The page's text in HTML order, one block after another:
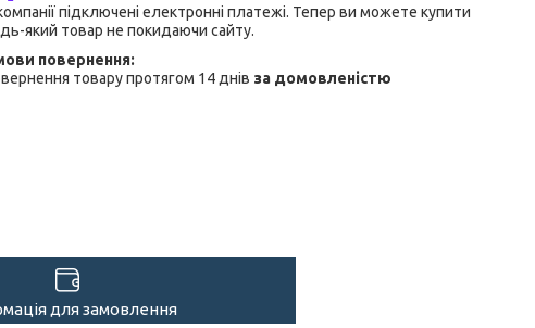
підключені електронні платежі. Тепер ви можете купити
який товар не покидаючи сайту.
товару протягом 14 днів за домовленістю
для замовлення